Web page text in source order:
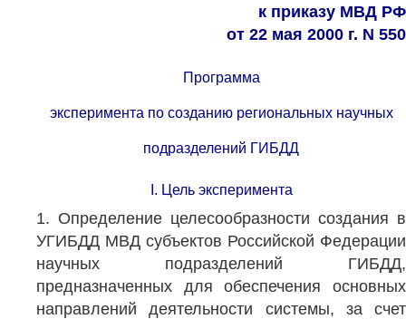
к приказу МВД РФ
от 22 мая 2000 г. N 550
Программа
эксперимента по созданию региональных научных
подразделений ГИБДД
I. Цель эксперимента
1. Определение целесообразности создания в
УГИБДД МВД субъектов Российской Федерации
научных подразделений ГИБДД,
предназначенных для обеспечения основных
направлений деятельности системы, за счет